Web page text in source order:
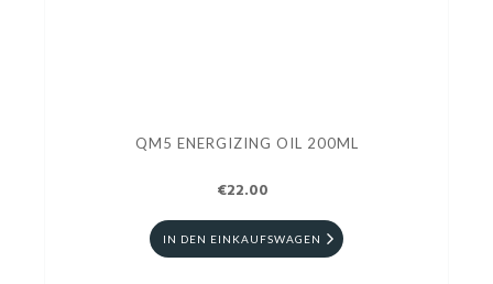
QM5 ENERGIZING OIL 200ML
€22.00
IN DEN EINKAUFSWAGEN